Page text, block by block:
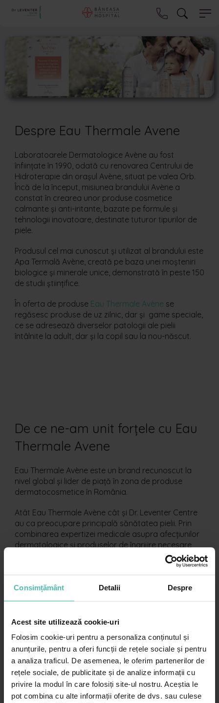
Consimțământ Detalii Despre
Acest site utilizează cookie-uri
Folosim cookie-uri pentru a personaliza conținutul și
anunțurile, pentru a oferi funcții de rețele sociale și pentru
a analiza traficul. De asemenea, le oferim partenerilor de
rețele sociale, de publicitate și de analize informații cu
privire la modul în care folosiți site-ul nostru. Aceștia le
pot combina cu alte informații oferite de dvs. sau culese
Despre Eau Thermale Avene
Laboratoarele Dermatologice Avène au fost
înființate în 1990, odată cu renovarea Centrului de
Hidroterapie din orașul Avène, situat pe valea Orb.
Încă de la început, misiunea brandului Avène a
constat în crearea unor produse cosmetice
calmante și anti-iritante, bazate pe formule și
tehnologii inovatoare, destinate tuturor tipurilor de
piele.
Produsul cel mai cunoscut și utilizat al brandului este
Apa Termală Avène, creată pe baza unei moșteniri
biologice și minerale unice, demonstrată în peste 150
de studii științifice.
În oferta de produse Eau Thermale Avène se
regăsesc produse de uz zilnic, dar și game speciale,
ce se adresează diverselor patologii ale pielii
întâlnite la adult, dar și la copil sau la nou-născut.
De ce ne-am unit forțele cu Eau
Thermale Avene
Eau Thermale Avène este un brand recunoscut la
nivel global și lider de piață în zona de produse
dermatocosmetice în România.
Atât Eau Thermale Avène cât și Dr. Leventer Centre
au ca preocupare principală sănătatea pielii. Prin
combinarea expertizei medicale asupra afecțiunilor
dermatologice și produselor de îngrijire necesare
fiecărui tip de piele sau afecțiuni, scopul de a aduce
îngrijiri cât mai complete pacientului dermatologic
din România este mai ușor de atins.